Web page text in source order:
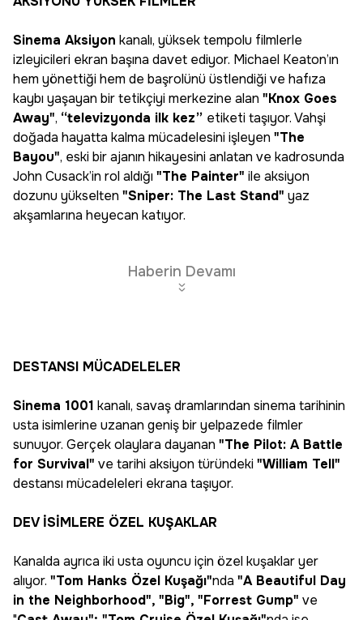
Sinema Aksiyon kanalı, yüksek tempolu filmlerle
izleyicileri ekran başına davet ediyor. Michael Keaton’ın
hem yönettiği hem de başrolünü üstlendiği ve hafıza
kaybı yaşayan bir tetikçiyi merkezine alan "Knox Goes
Away", “televizyonda ilk kez” etiketi taşıyor. Vahşi
doğada hayatta kalma mücadelesini işleyen "The
Bayou", eski bir ajanın hikayesini anlatan ve kadrosunda
John Cusack’in rol aldığı"The Painter" ile aksiyon
dozunu yükselten "Sniper: The Last Stand" yaz
akşamlarına heyecan katıyor.
Haberin Devamı
DESTANSI MÜCADELELER
Sinema 1001 kanalı, savaş dramlarından sinema tarihinin
usta isimlerine uzanan geniş bir yelpazede filmler
sunuyor. Gerçek olaylara dayanan "The Pilot: A Battle
for Survival" ve tarihi aksiyon türündeki"William Tell"
destansı mücadeleleri ekrana taşıyor.
DEV İSİMLERE ÖZEL KUŞAKLAR
Kanalda ayrıca iki usta oyuncu için özel kuşaklar yer
alıyor. "Tom Hanks Özel Kuşağı"nda "A Beautiful Day
in the Neighborhood", "Big", "Forrest Gump" ve